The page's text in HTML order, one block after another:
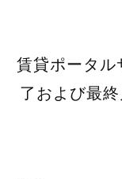
賃貸ポータル
了および最